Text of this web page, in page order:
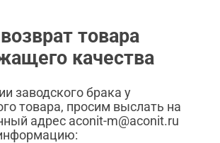
товара
качества
заводского брака у
товара, просим выслать на
адрес aconit-m@aconit.ru